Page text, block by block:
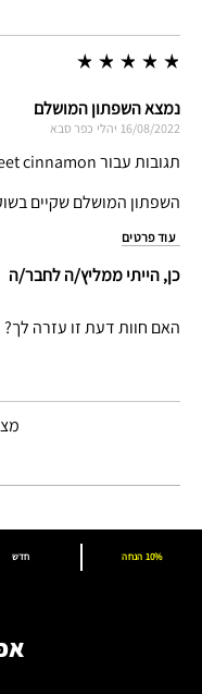
נמצא השפתון המושלם
16/08/2022 יהלי כפר סבא
תגובות עבור sweet cinnamon
השפתון המושלם שקיים
עוד פרטים
כן, הייתי ממליץ/ה לחבר/ה
האם חוות דעת זו עזרה לך?
חדש 10% הנחה